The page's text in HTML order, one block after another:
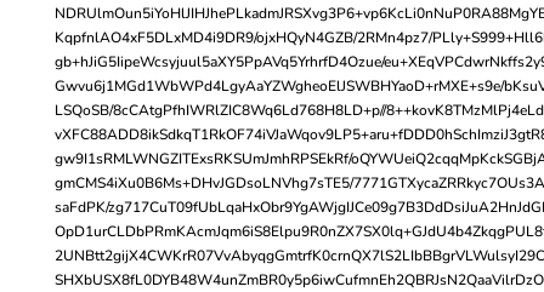
KqpfnlAO4xF5DLxMD4i9DR9/ojxHQyN4GZB/2RMn4pz7/
gb+hJiG5IipeWcsyjuul5aXY5PpAVq5YrhrfD4Ozue/
Gwvu6j1MGd1WbWPd4LgyAaYZWgheoElJSWBHYaoD+rMXE+s9e/
LSQoSB/8cCAtgPfhIWRlZIC8Wq6Ld768H8LD+p//
gw9I1sRMLWNGZITExsRKSUmJmhRPSEkRf/
gmCMS4iXu0B6Ms+DHvJGDsoLNVhg7sTE5/
saFdPK/